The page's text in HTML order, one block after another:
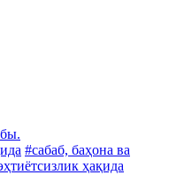
#сабаб, баҳона ва
ҳақида